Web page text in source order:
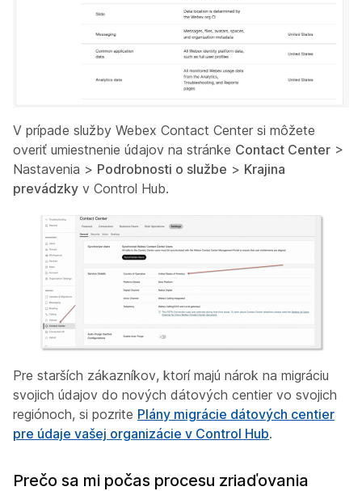
V prípade služby Webex Contact Center si môžete
overiť umiestnenie údajov na stránke Contact Center >
Nastavenia > Podrobnosti o službe > Krajina
prevádzky v Control Hub.
Pre starších zákazníkov, ktorí majú nárok na migráciu
svojich údajov do nových dátových centier vo svojich
regiónoch, si pozrite Plány migrácie dátových centier
pre údaje vašej organizácie v Control Hub.
Prečo sa mi počas procesu zriaďovania